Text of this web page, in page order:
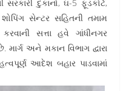
દુકાનો, ઘ-5 ફૂડકોર્ટ,
સેન્ટર સહિતની તમામ
સત્તા હવે ગાંધીનગર
અને મકાન વિભાગ દ્વારા
આદેશ બહાર પાડવામાં